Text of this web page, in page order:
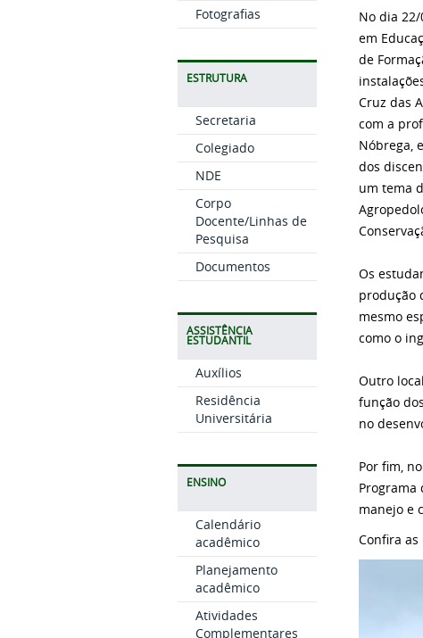
Fotografias
ESTRUTURA
Secretaria
Colegiado
NDE
Corpo
Docente/Linhas de
Pesquisa
Documentos
ASSISTÊNCIA
ESTUDANTIL
Auxílios
Residência
Universitária
ENSINO
Calendário
acadêmico
Planejamento
acadêmico
Atividades
Complementares
No dia
em
de
Cruz das
com a
Nóbrega,
dos
um tema
Os
produção
mesmo
como o
Outro
função
no
Por fim,
Programa
manejo e
Confira as